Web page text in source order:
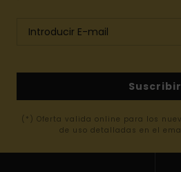
Suscribir
(*) Oferta valida online para los
de uso detalladas en el